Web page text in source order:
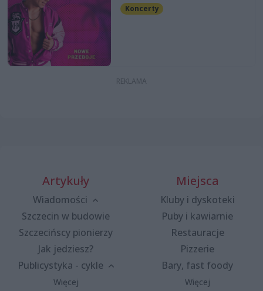
Koncerty
Artykuły
Wiadomości
Szczecin w budowie
Szczecińscy pionierzy
Jak jedziesz?
Publicystyka - cykle
Więcej
Miejsca
Kluby i dyskoteki
Puby i kawiarnie
Restauracje
Pizzerie
Bary, fast foody
Więcej